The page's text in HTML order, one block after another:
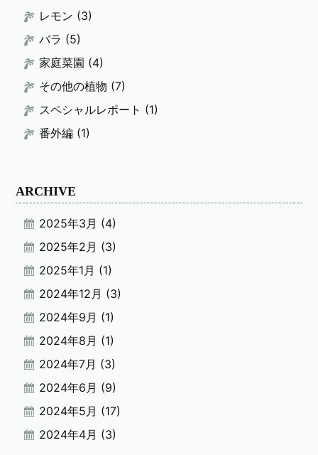
レモン (3)
バラ (5)
家庭菜園 (4)
その他の植物 (7)
スペシャルレポート (1)
番外編 (1)
ARCHIVE
2025年3月 (4)
2025年2月 (3)
2025年1月 (1)
2024年12月 (3)
2024年9月 (1)
2024年8月 (1)
2024年7月 (3)
2024年6月 (9)
2024年5月 (17)
2024年4月 (3)